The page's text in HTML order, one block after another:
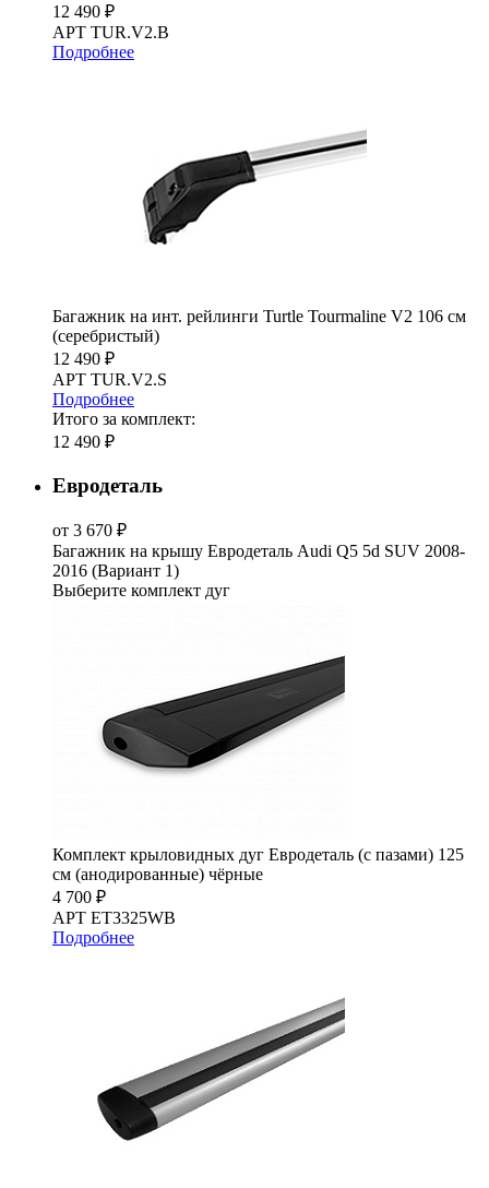
12 490 ₽
АРТ TUR.V2.B
Подробнее
Багажник на инт. рейлинги Turtle Tourmaline V2 106 см
(серебристый)
12 490 ₽
АРТ TUR.V2.S
Подробнее
Итого за комплект:
12 490 ₽
Евродеталь
от 3 670 ₽
Багажник на крышу Евродеталь Audi Q5 5d SUV 2008-
2016 (Вариант 1)
Выберите комплект дуг
Комплект крыловидных дуг Евродеталь (с пазами) 125
см (анодированные) чёрные
4 700 ₽
АРТ ET3325WB
Подробнее